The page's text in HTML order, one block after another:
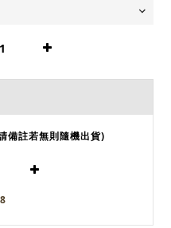
備註若無則隨機出貨)